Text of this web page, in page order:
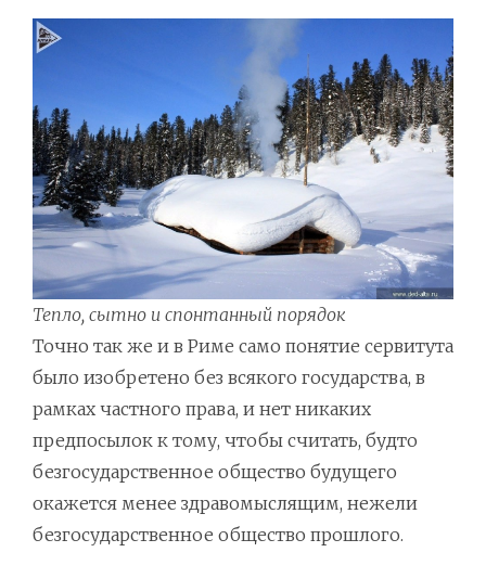
Тепло, сытно и спонтанный порядок
Точно так же и в Риме само понятие сервитута
было изобретено без всякого государства, в
рамках частного права, и нет никаких
предпосылок к тому, чтобы считать, будто
безгосударственное общество будущего
окажется менее здравомыслящим, нежели
безгосударственное общество прошлого.